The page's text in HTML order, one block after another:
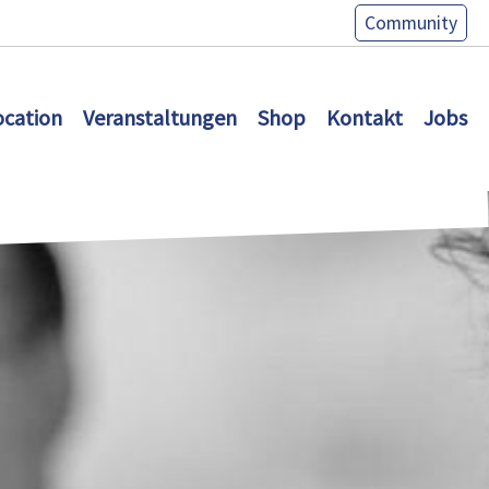
Community
Veranstaltungen Shop Kontakt Jobs